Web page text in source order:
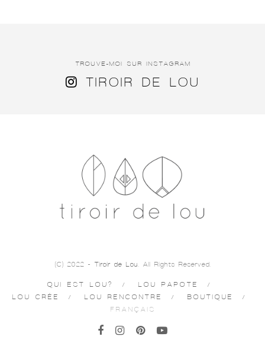
TROUVE-MOI SUR INSTAGRAM
TIROIR DE LOU
(C) 2022 - Tiroir de Lou. All Rights Reserved.
QUI EST LOU?
LOU PAPOTE
LOU CRÉE
LOU RENCONTRE
BOUTIQUE
FRANÇAIS